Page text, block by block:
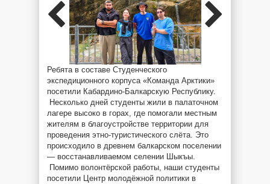
Ребята в составе Студенческого
экспедиционного корпуса «Команда Арктики»
посетили Кабардино-Балкарскую Республику.
Несколько дней студенты жили в палаточном
лагере высоко в горах, где помогали местным
жителям в благоустройстве территории для
проведения этно-туристического слёта. Это
происходило в древнем балкарском поселении
— восстанавливаемом селении Шыкъы.
Помимо волонтёрской работы, наши студенты
посетили Центр молодёжной политики в